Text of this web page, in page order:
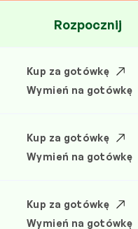
Rozpocznij
Kup za gotówkę
Wymień na gotówkę
Kup za gotówkę
Wymień na gotówkę
Kup za gotówkę
Wymień na gotówkę